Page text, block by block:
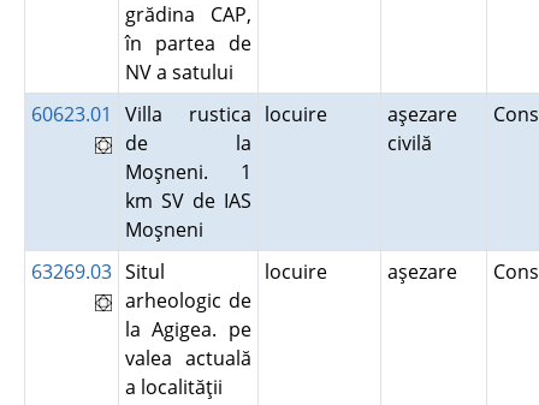
grădina CAP,
în partea de
NV a satului
60623.01
Villa rustica
de la
Moşneni. 1
km SV de IAS
Moşneni
locuire
aşezare
civilă
63269.03 Situl
arheologic de
la Agigea. pe
valea actuală
a localităţii
locuire aşezare